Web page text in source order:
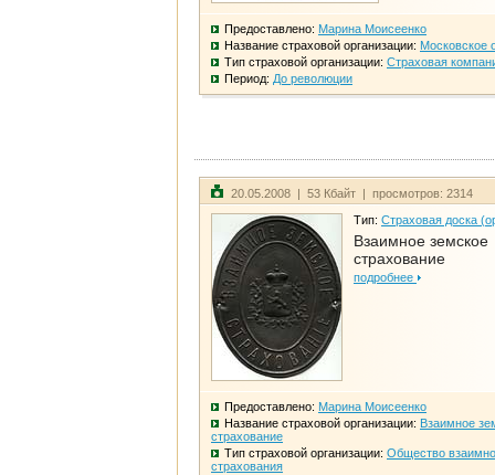
Предоставлено: Марина Моисеенко
Название страховой организации: Московское
Тип страховой организации: Страховая
Период: До революции
20.05.2008 | 53 Кбайт | просмотров: 2314
Тип: Страховая доска
Взаимное земское
страхование
подробнее
Предоставлено: Марина Моисеенко
Название страховой организации: Взаимное
страхование
Тип страховой организации: Общество
страхования